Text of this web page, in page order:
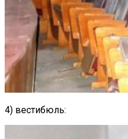
4) вестибюль: